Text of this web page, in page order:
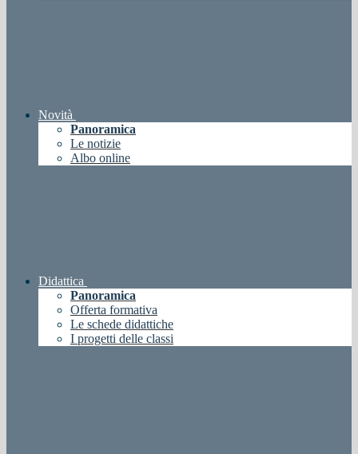
Novità
Panoramica
Le notizie
Albo online
Didattica
Panoramica
Offerta formativa
Le schede didattiche
I progetti delle classi